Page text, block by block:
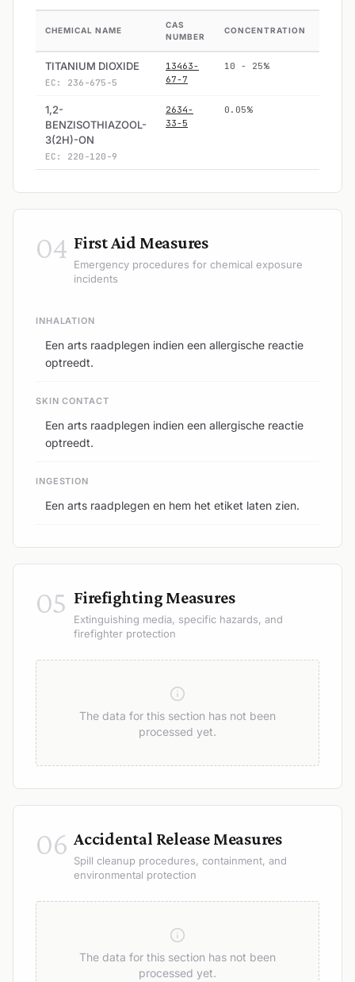
CHEMICAL NAME
CAS
NUMBER
CONCENTRATION
TITANIUM DIOXIDE
EC: 236-675-5
13463-
67-7
10 - 25%
1,2-
BENZISOTHIAZOOL-
3(2H)-ON
EC: 220-120-9
2634-
33-5
0.05%
04 First Aid Measures
Emergency procedures for chemical exposure
incidents
INHALATION
Een arts raadplegen indien een allergische reactie
optreedt.
SKIN CONTACT
Een arts raadplegen indien een allergische reactie
optreedt.
INGESTION
Een arts raadplegen en hem het etiket laten zien.
05 Firefighting Measures
Extinguishing media, specific hazards, and
firefighter protection
The data for this section has not been
processed yet.
06 Accidental Release Measures
Spill cleanup procedures, containment, and
environmental protection
The data for this section has not been
processed yet.